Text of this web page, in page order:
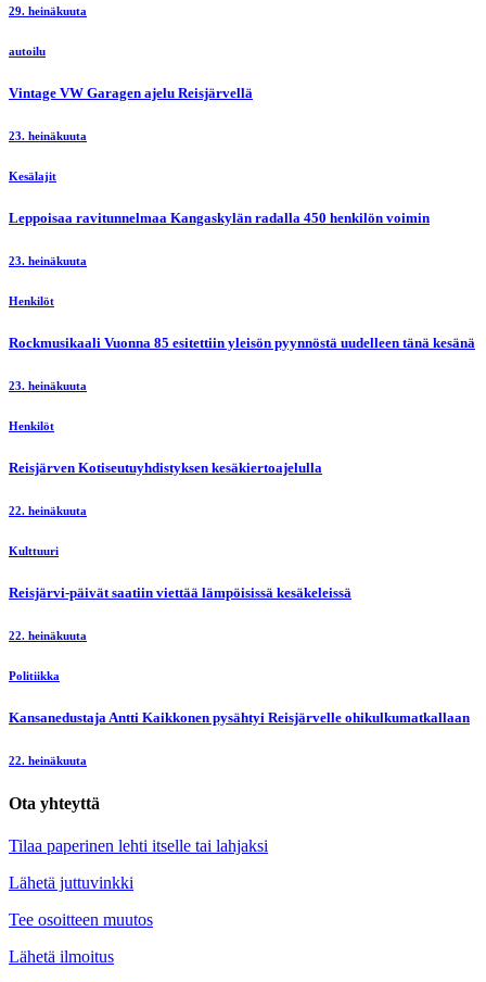
29. heinäkuuta
autoilu
Vintage VW Garagen ajelu Reisjärvellä
23. heinäkuuta
Kesälajit
Leppoisaa ravitunnelmaa Kangaskylän radalla 450 henkilön voimin
23. heinäkuuta
Henkilöt
Rockmusikaali Vuonna 85 esitettiin yleisön pyynnöstä uudelleen tänä kesänä
23. heinäkuuta
Henkilöt
Reisjärven Kotiseutuyhdistyksen kesäkiertoajelulla
22. heinäkuuta
Kulttuuri
Reisjärvi-päivät saatiin viettää lämpöisissä kesäkeleissä
22. heinäkuuta
Politiikka
Kansanedustaja Antti Kaikkonen pysähtyi Reisjärvelle ohikulkumatkallaan
22. heinäkuuta
Ota yhteyttä
Tilaa paperinen lehti itselle tai lahjaksi
Lähetä juttuvinkki
Tee osoitteen muutos
Lähetä ilmoitus